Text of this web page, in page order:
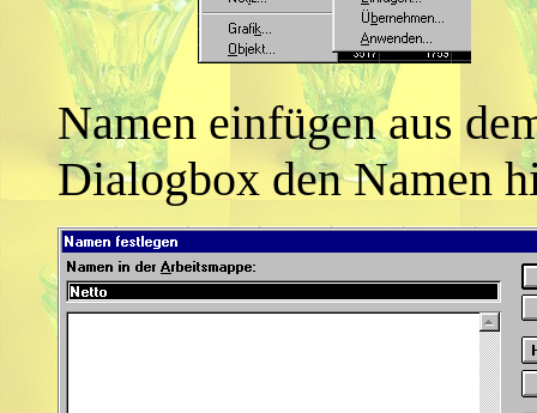
Namen einfügen aus
Dialogbox den Namen